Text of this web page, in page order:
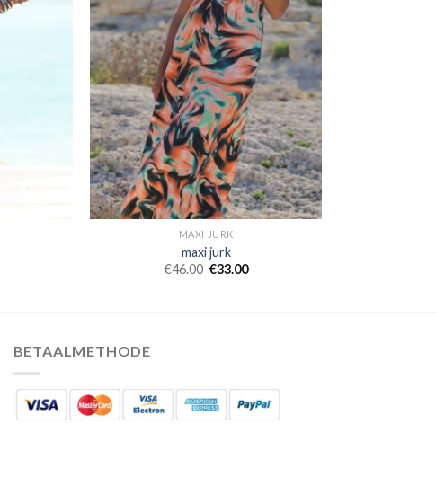
MAXI JURK
maxi jurk
€46.00 €33.00
BETAALMETHODE